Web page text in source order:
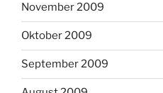
November 2009
Oktober 2009
September 2009